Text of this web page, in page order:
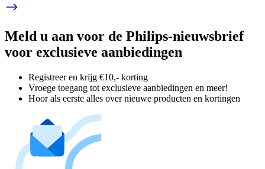
Meld u aan voor de Philips-nieuwsbrief
voor exclusieve aanbiedingen
Registreer en krijg €10,- korting
Vroege toegang tot exclusieve aanbiedingen en meer!
Hoor als eerste alles over nieuwe producten en kortingen